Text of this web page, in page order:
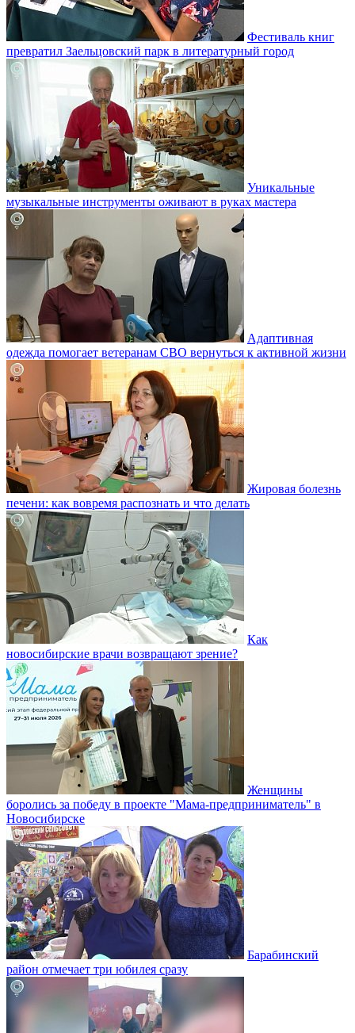
Фестиваль книг
превратил Заельцовский парк в литературный город
Уникальные
музыкальные инструменты оживают в руках мастера
Адаптивная
одежда помогает ветеранам СВО вернуться к активной жизни
Жировая болезнь
печени: как вовремя распознать и что делать
Как
новосибирские врачи возвращают зрение?
Женщины
боролись за победу в проекте "Мама-предприниматель" в
Новосибирске
Барабинский
район отмечает три юбилея сразу